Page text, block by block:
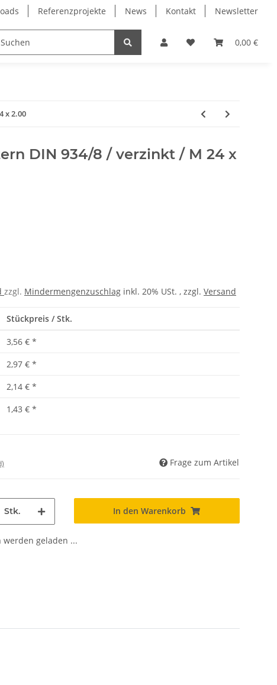
Referenzprojekte News Kontakt Newsletter
0,00 €
Lagertechnik Lineartechnik
x 2.00
DIN 934/8 / verzinkt / M 24 x
zzgl. Mindermengenzuschlag inkl. 20% USt. , zzgl. Versand
Stückpreis / Stk.
3,56 € *
2,97 € *
2,14 € *
1,43 € *
Frage zum Artikel
Stk. In den Warenkorb
werden geladen ...